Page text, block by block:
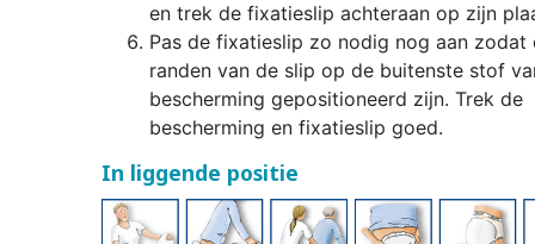
en trek de fixatieslip achteraan op zijn
Pas de fixatieslip zo nodig nog aan zodat
randen van de slip op de buitenste stof
bescherming gepositioneerd zijn. Trek de
bescherming en fixatieslip goed.
In liggende positie